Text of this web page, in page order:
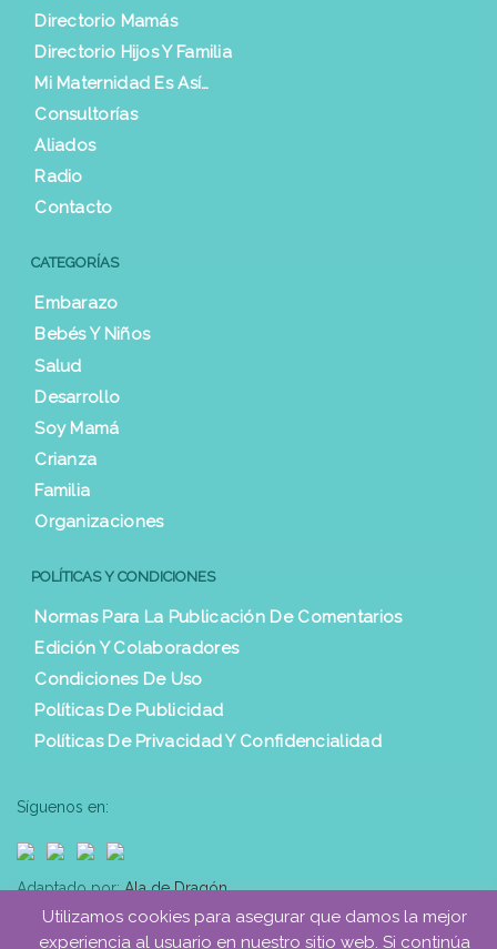
Directorio Mamás
Directorio Hijos Y Familia
Mi Maternidad Es Así…
Consultorías
Aliados
Radio
Contacto
CATEGORÍAS
Embarazo
Bebés Y Niños
Salud
Desarrollo
Soy Mamá
Crianza
Familia
Organizaciones
POLÍTICAS Y CONDICIONES
Normas Para La Publicación De Comentarios
Edición Y Colaboradores
Condiciones De Uso
Políticas De Publicidad
Políticas De Privacidad Y Confidencialidad
Síguenos en:
Adaptado por:Ala de Dragón
Utilizamos cookies para asegurar que damos la mejor
experiencia al usuario en nuestro sitio web. Si continúa